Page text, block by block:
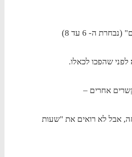
ה- 6 עד 8)
לפני שהפכו לכאלו.
אחרים –
אבל לא רואים את "שעות